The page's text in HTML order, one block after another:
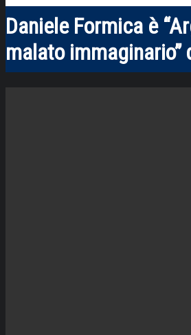
Daniele Formica è
malato immaginario”